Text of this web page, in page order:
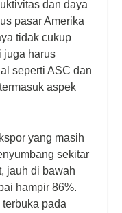
dan daya
pasar Amerika
tidak cukup
juga harus
seperti ASC dan
aspek
yang masih
sekitar
jauh di bawah
hampir 86%.
pada